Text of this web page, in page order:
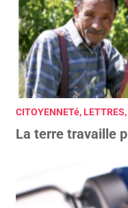
CITOYENNETé,
La terre travaille